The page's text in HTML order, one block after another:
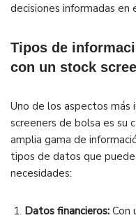
decisiones informadas en
Tipos de
con un stock
Uno de los aspectos
screeners de bolsa es su
amplia gama de
tipos de datos que
necesidades:
Datos financieros: Con